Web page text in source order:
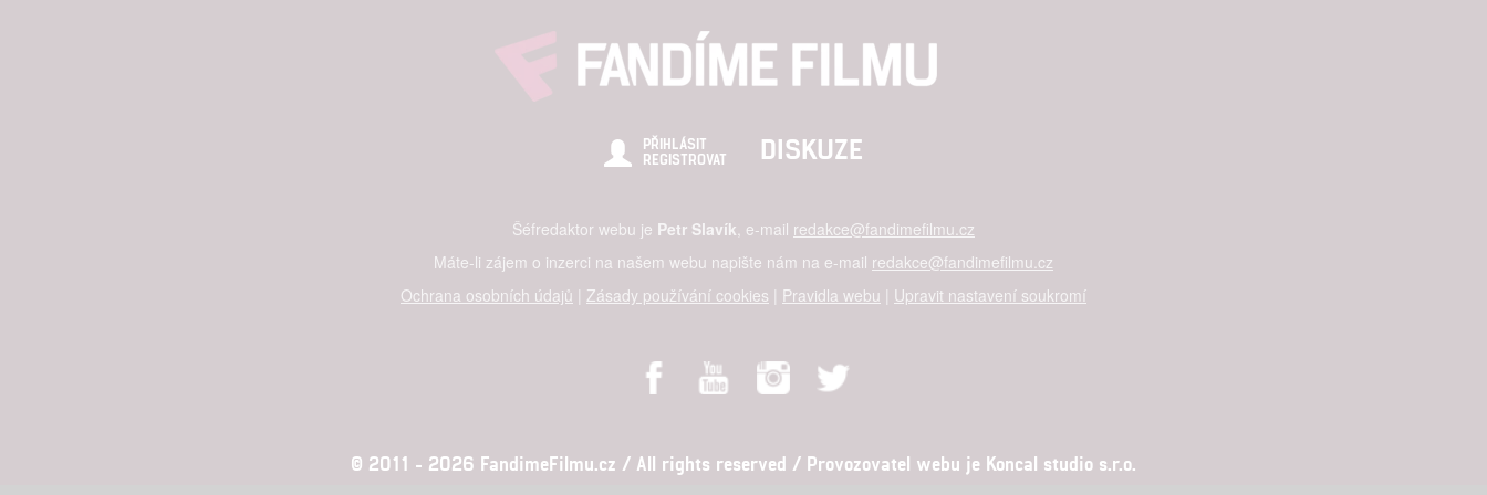
PŘIHLÁSIT
REGISTROVAT
DISKUZE
Šéfredaktor webu je Petr Slavík, e-mail redakce@fandimefilmu.cz
Máte-li zájem o inzerci na našem webu napište nám na e-mail redakce@fandimefilmu.cz
Ochrana osobních údajů | Zásady používání cookies | Pravidla webu | Upravit nastavení soukromí
© 2011 - 2026 FandimeFilmu.cz / All rights reserved / Provozovatel webu je Koncal studio s.r.o.